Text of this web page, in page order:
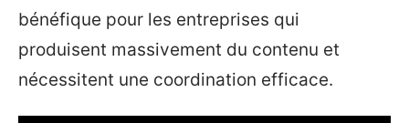
bénéfique pour les entreprises qui
produisent massivement du contenu et
nécessitent une coordination efficace.